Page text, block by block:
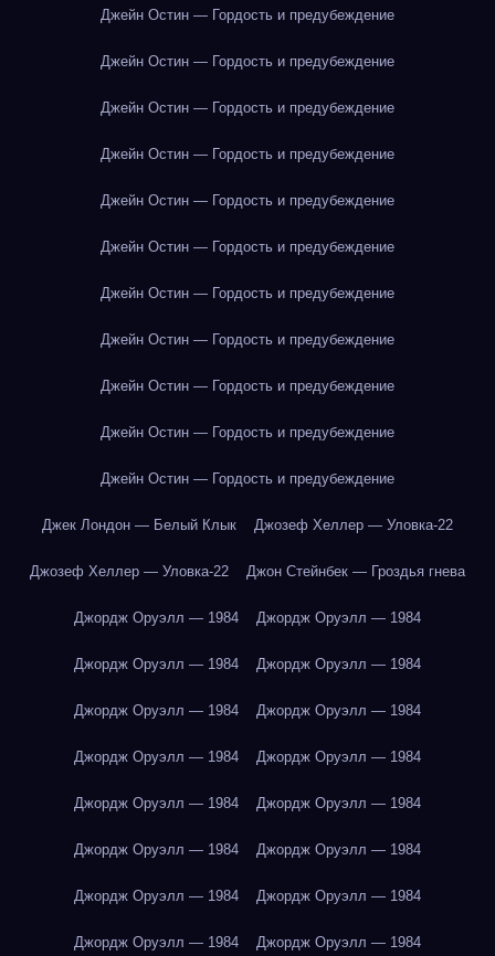
Джейн Остин — Гордость и предубеждение
Джейн Остин — Гордость и предубеждение
Джейн Остин — Гордость и предубеждение
Джейн Остин — Гордость и предубеждение
Джейн Остин — Гордость и предубеждение
Джейн Остин — Гордость и предубеждение
Джейн Остин — Гордость и предубеждение
Джейн Остин — Гордость и предубеждение
Джейн Остин — Гордость и предубеждение
Джейн Остин — Гордость и предубеждение
Джейн Остин — Гордость и предубеждение
Джек Лондон — Белый Клык Джозеф Хеллер — Уловка-22
Джозеф Хеллер — Уловка-22 Джон Стейнбек — Гроздья гнева
Джордж Оруэлл — 1984 Джордж Оруэлл — 1984
Джордж Оруэлл — 1984 Джордж Оруэлл — 1984
Джордж Оруэлл — 1984 Джордж Оруэлл — 1984
Джордж Оруэлл — 1984 Джордж Оруэлл — 1984
Джордж Оруэлл — 1984 Джордж Оруэлл — 1984
Джордж Оруэлл — 1984 Джордж Оруэлл — 1984
Джордж Оруэлл — 1984 Джордж Оруэлл — 1984
Джордж Оруэлл — 1984 Джордж Оруэлл — 1984